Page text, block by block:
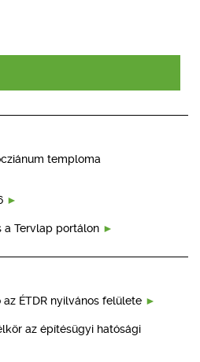
temploma
a Tervlap portálon
ÉTDR nyilvános felülete
az építésügyi hatósági